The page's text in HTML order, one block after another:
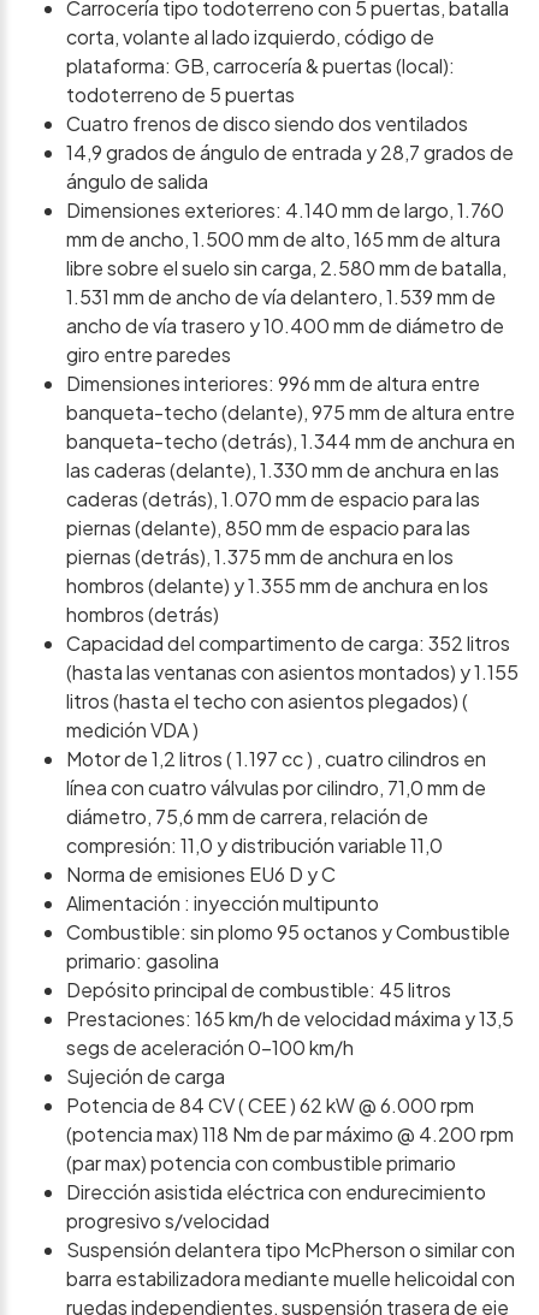
Carrocería tipo todoterreno con 5 puertas, batalla
corta, volante al lado izquierdo, código de
plataforma: GB, carrocería & puertas (local):
todoterreno de 5 puertas
Cuatro frenos de disco siendo dos ventilados
14,9 grados de ángulo de entrada y 28,7 grados de
ángulo de salida
Dimensiones exteriores: 4.140 mm de largo, 1.760
mm de ancho, 1.500 mm de alto, 165 mm de altura
libre sobre el suelo sin carga, 2.580 mm de batalla,
1.531 mm de ancho de vía delantero, 1.539 mm de
ancho de vía trasero y 10.400 mm de diámetro de
giro entre paredes
Dimensiones interiores: 996 mm de altura entre
banqueta-techo (delante), 975 mm de altura entre
banqueta-techo (detrás), 1.344 mm de anchura en
las caderas (delante), 1.330 mm de anchura en las
caderas (detrás), 1.070 mm de espacio para las
piernas (delante), 850 mm de espacio para las
piernas (detrás), 1.375 mm de anchura en los
hombros (delante) y 1.355 mm de anchura en los
hombros (detrás)
Capacidad del compartimento de carga: 352 litros
(hasta las ventanas con asientos montados) y 1.155
litros (hasta el techo con asientos plegados) (
medición VDA )
Motor de 1,2 litros ( 1.197 cc ) , cuatro cilindros en
línea con cuatro válvulas por cilindro, 71,0 mm de
diámetro, 75,6 mm de carrera, relación de
compresión: 11,0 y distribución variable 11,0
Norma de emisiones EU6 D y C
Alimentación : inyección multipunto
Combustible: sin plomo 95 octanos y Combustible
primario: gasolina
Depósito principal de combustible: 45 litros
Prestaciones: 165 km/h de velocidad máxima y 13,5
segs de aceleración 0-100 km/h
Sujeción de carga
Potencia de 84 CV ( CEE ) 62 kW @ 6.000 rpm
(potencia max) 118 Nm de par máximo @ 4.200 rpm
(par max) potencia con combustible primario
Dirección asistida eléctrica con endurecimiento
progresivo s/velocidad
Suspensión delantera tipo McPherson o similar con
barra estabilizadora mediante muelle helicoidal con
ruedas independientes, suspensión trasera de eje